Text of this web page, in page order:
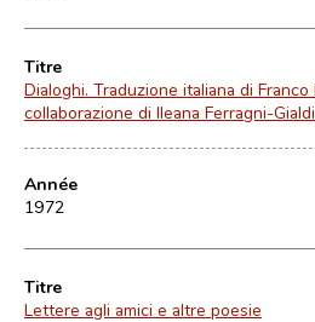
Titre
Dialoghi. Traduzione italiana di
collaborazione di Ileana Ferragni-
Année
1972
Titre
Lettere agli amici e altre poesie